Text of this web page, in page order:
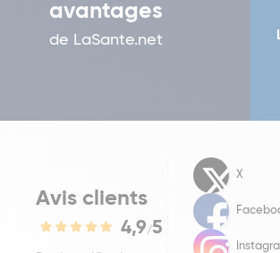
avantages
de LaSante.net
Avis clients
4,9/5
X